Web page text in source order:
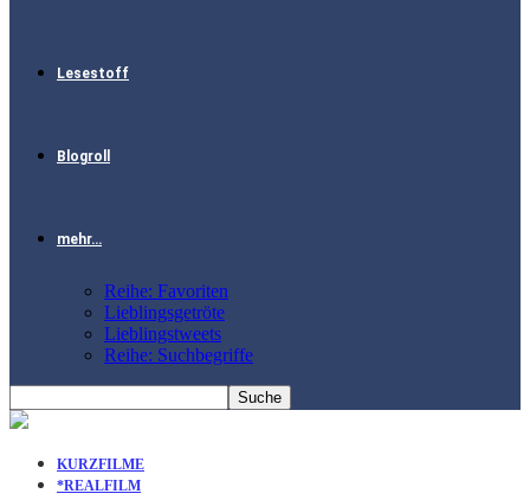
Lesestoff
Blogroll
mehr…
Reihe: Favoriten
Lieblingsgetröte
Lieblingstweets
Reihe: Suchbegriffe
KURZFILME
*REALFILM